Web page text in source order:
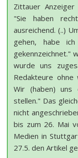
Zittauer
"Sie haben
ausreichend. (..)
gehen, habe
gekennzeichnet."
wurde uns
Redakteure ohne
Wir (haben) uns
stellen." Das
nicht
bis zum 26. Mai
Medien in
27.5. den Artikel